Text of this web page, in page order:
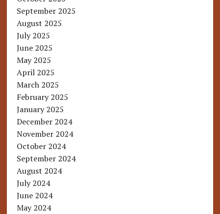
September 2025
August 2025
July 2025
June 2025
May 2025
April 2025
March 2025
February 2025
January 2025
December 2024
November 2024
October 2024
September 2024
August 2024
July 2024
June 2024
May 2024